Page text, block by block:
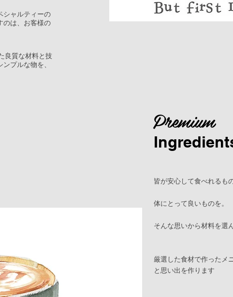
シャルティーの
のは、お客様の
良質な材料と技
プルな物を、
Premium
皆が安心して食べれるも
体にとって良いものを。
そんな思いから材料を選
​厳選した食材で作ったメ
と思い出を作ります